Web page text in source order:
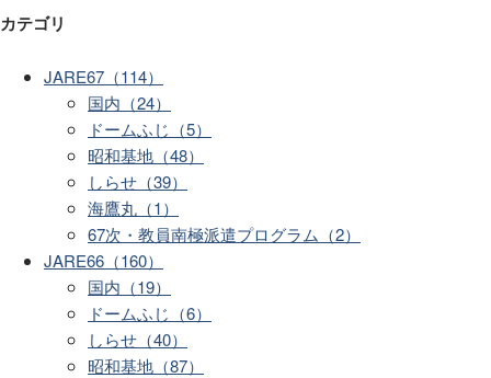
カテゴリ
JARE67（114）
国内（24）
ドームふじ（5）
昭和基地（48）
しらせ（39）
海鷹丸（1）
67次・教員南極派遣プログラム（2）
JARE66（160）
国内（19）
ドームふじ（6）
しらせ（40）
昭和基地（87）